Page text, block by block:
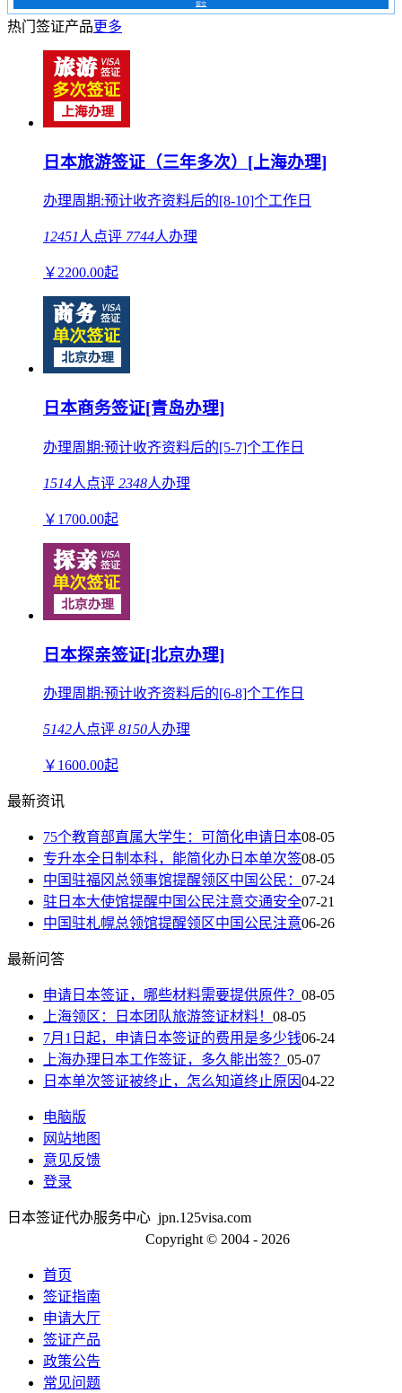
提交
热门签证产品更多
日本旅游签证（三年多次）[上海办理]
办理周期:预计收齐资料后的[8-10]个工作日
12451 人点评 7744人办理
￥ 2200.00起
日本商务签证[青岛办理]
办理周期:预计收齐资料后的[5-7]个工作日
1514人点评 2348人办理
￥ 1700.00起
日本探亲签证[北京办理]
办理周期:预计收齐资料后的[6-8]个工作日
5142人点评 8150人办理
￥ 1600.00起
最新资讯
75个教育部直属大学生：可简化申请日本08-05
专升本全日制本科，能简化办日本单次签08-05
中国驻福冈总领事馆提醒领区中国公民： 07-24
驻日本大使馆提醒中国公民注意交通安全07-21
中国驻札幌总领馆提醒领区中国公民注意06-26
最新问答
申请日本签证，哪些材料需要提供原件？ 08-05
上海领区：日本团队旅游签证材料！ 08-05
7月1日起，申请日本签证的费用是多少钱06-24
上海办理日本工作签证，多久能出签？ 05-07
日本单次签证被终止，怎么知道终止原因04-22
电脑版
网站地图
意见反馈
登录
日本签证代办服务中心 jpn.125visa.com
Copyright © 2004 - 2026
首页
签证指南
申请大厅
签证产品
政策公告
常见问题